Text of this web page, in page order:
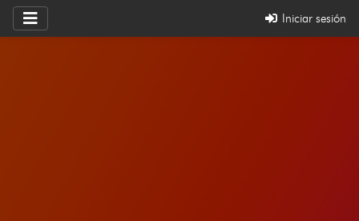
Iniciar sesión